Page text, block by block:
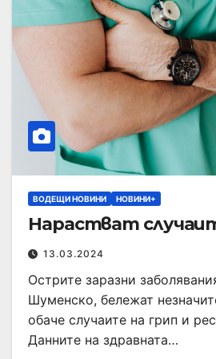
ВОДЕЩИ НОВИНИ НОВИНИ+
Нарастват
13.03.2024
Острите заразни
Шуменско, бележат
обаче случаите на грип и
Данните на здравната…